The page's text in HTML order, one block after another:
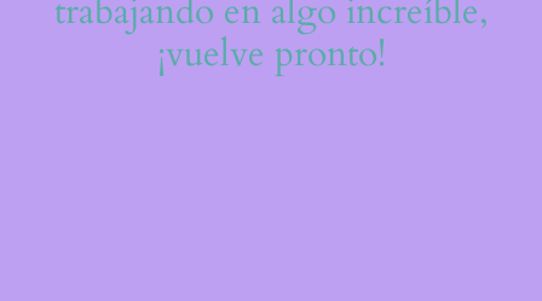
trabajando en algo increíble,
¡vuelve pronto!